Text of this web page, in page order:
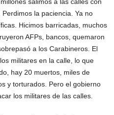
salimos a las calles con
la paciencia. Ya no
Hicimos barricadas, muchos
AFPs, bancos, quemaron
a los Carabineros. El
militares en la calle, lo que
hay 20 muertos, miles de
y torturados. Pero el gobierno
los militares de las calles.